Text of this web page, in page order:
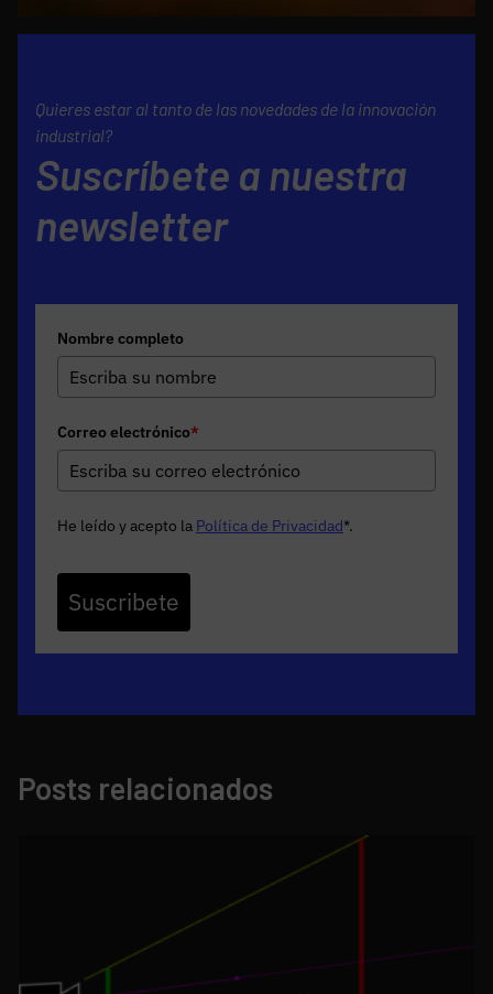
Quieres estar al tanto de las novedades de la innovación
industrial?
Suscríbete a nuestra
newsletter
Nombre completo
Correo electrónico*
He leído y acepto la Política de Privacidad*.
Suscribete
Posts relacionados